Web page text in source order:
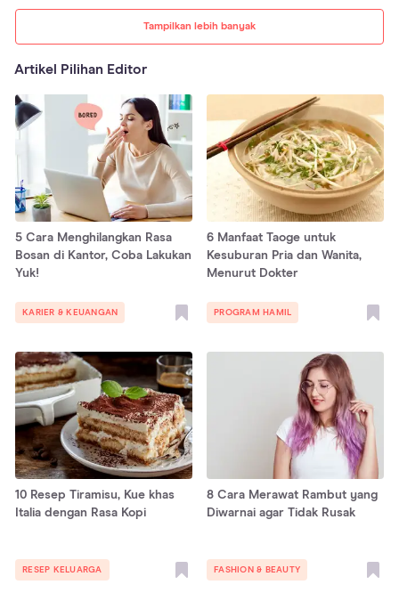
Tampilkan lebih banyak
Artikel Pilihan Editor
5 Cara Menghilangkan Rasa
Bosan di Kantor, Coba Lakukan
Yuk!
KARIER & KEUANGAN
6 Manfaat Taoge untuk
Kesuburan Pria dan Wanita,
Menurut Dokter
PROGRAM HAMIL
10 Resep Tiramisu, Kue khas
Italia dengan Rasa Kopi
RESEP KELUARGA
8 Cara Merawat Rambut yang
Diwarnai agar Tidak Rusak
FASHION & BEAUTY